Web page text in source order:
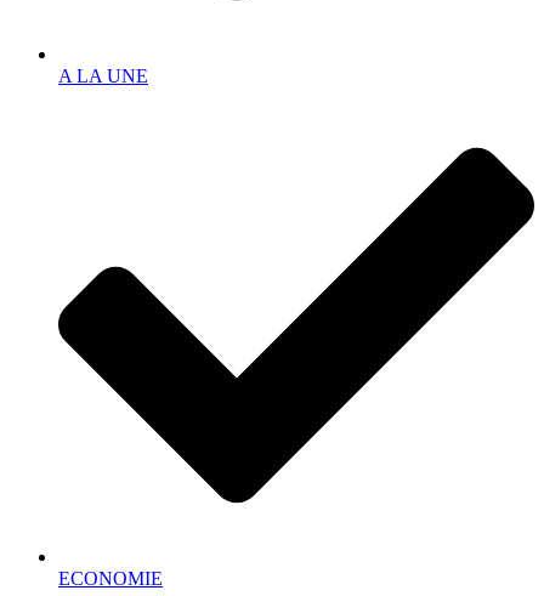
A LA UNE
ECONOMIE